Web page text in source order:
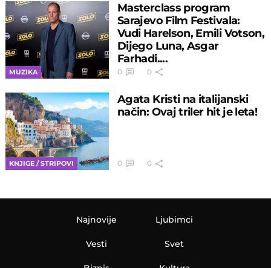
MUZIKA
Masterclass program
Sarajevo Film Festivala:
Vudi Harelson, Emili Votson,
Dijego Luna, Asgar
Farhadi....
0 0
KNJIGE / STRIPOVI
Agata Kristi na italijanski
način: Ovaj triler hit je leta!
0 0
Najnovije
Vesti
Ljubimci
Svet